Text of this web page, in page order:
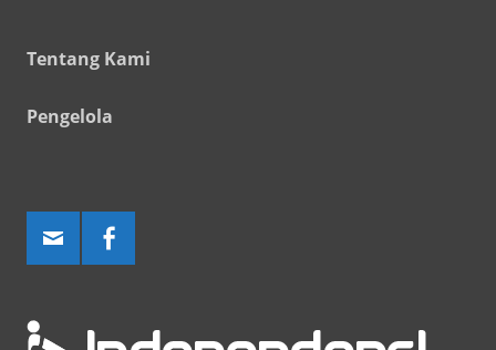
Tentang Kami
Pengelola